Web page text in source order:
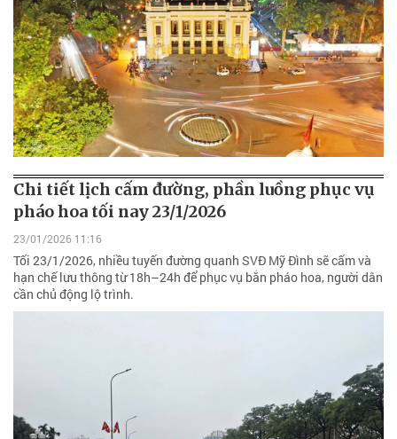
Chi tiết lịch cấm đường, phần luồng phục vụ
pháo hoa tối nay 23/1/2026
23/01/2026 11:16
Tối 23/1/2026, nhiều tuyến đường quanh SVĐ Mỹ Đình sẽ cấm và
hạn chế lưu thông từ 18h–24h để phục vụ bắn pháo hoa, người dân
cần chủ động lộ trình.